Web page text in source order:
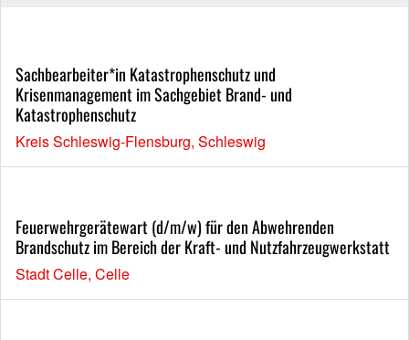
Sachbearbeiter*in Katastrophenschutz und
Krisenmanagement im Sachgebiet Brand- und
Katastrophenschutz
Kreis Schleswig-Flensburg, Schleswig
Feuerwehrgerätewart (d/m/w) für den Abwehrenden
Brandschutz im Bereich der Kraft- und Nutzfahrzeugwerkstatt
Stadt Celle, Celle